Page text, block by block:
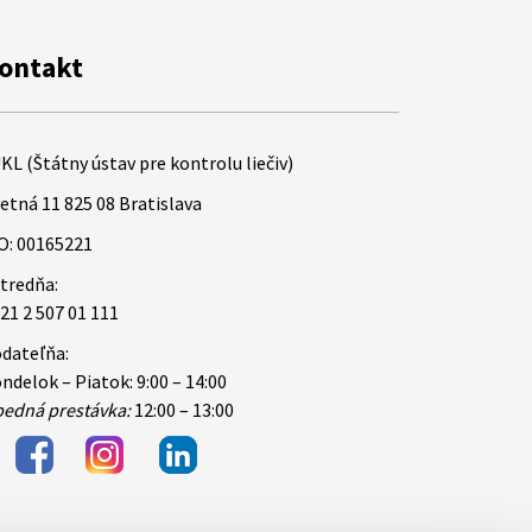
(Štátny ústav pre kontrolu liečiv)
11 825 08 Bratislava
00165221
2 507 01 111
– Piatok: 9:00 – 14:00
prestávka:12:00 – 13:00